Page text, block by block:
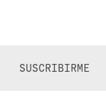
SUSCRIBIRME